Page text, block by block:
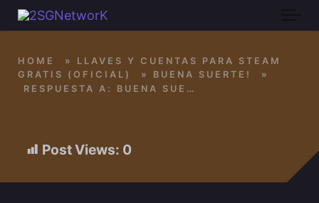
Skip to main content
Post Views: 0
HOME »
LLAVES Y CUENTAS PARA STEAM
GRATIS (OFICIAL)
» BUENA SUERTE!
»
RESPUESTA A: BUENA SUERTE!